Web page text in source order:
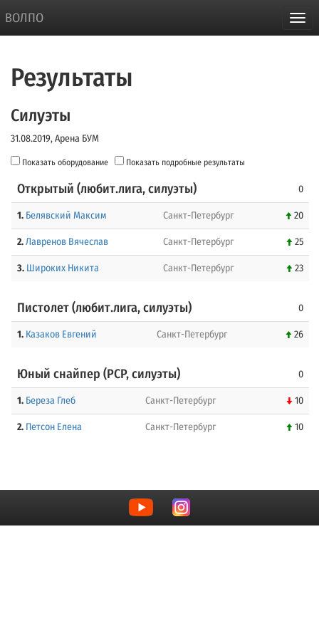
ВОЛПО
Результаты
Силуэты
31.08.2019, Арена БУМ
Показать оборудование Показать подробные результаты
Открытый (любит.лига, силуэты) 0
1. Белявский Максим Санкт-Петербург 20
2.Лавренов Вячеслав Санкт-Петербург 25
3. Широких Никита Санкт-Петербург 23
Пистолет (любит.лига, силуэты) 0
1. Казаков Евгений Санкт-Петербург 26
Юный снайпер (PCP, силуэты) 0
1. Береза Глеб Санкт-Петербург 10
2. Петсон Елена Санкт-Петербург 10